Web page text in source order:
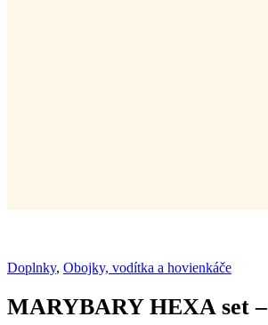
Doplnky, Obojky, vodítka a hovienkáče
MARYBARY HEXA set –